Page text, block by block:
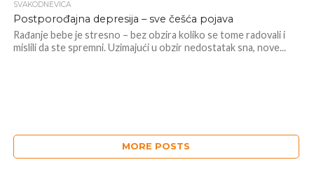
SVAKODNEVICA
Postporođajna depresija – sve češća pojava
Rađanje bebe je stresno – bez obzira koliko se tome radovali i
mislili da ste spremni. Uzimajući u obzir nedostatak sna, nove...
MORE POSTS